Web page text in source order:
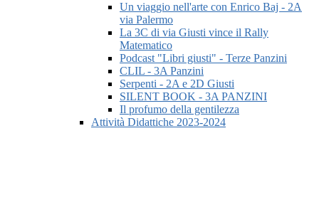
Un viaggio nell'arte con Enrico Baj - 2A
via Palermo
La 3C di via Giusti vince il Rally
Matematico
Podcast "Libri giusti" - Terze Panzini
CLIL - 3A Panzini
Serpenti - 2A e 2D Giusti
SILENT BOOK - 3A PANZINI
Il profumo della gentilezza
Attività Didattiche 2023-2024